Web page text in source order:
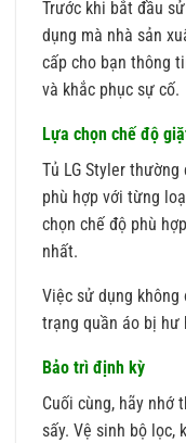
Trước khi bắt đầu
dụng mà nhà sản
cấp cho bạn thông
và khắc phục sự cố.
Lựa chọn chế độ
Tủ LG Styler
phù hợp với từng
chọn chế độ phù
nhất.
Việc sử dụng
trạng quần áo bị hư
Bảo trì định kỳ
Cuối cùng, hãy nhớ
sấy. Vệ sinh bộ lọc,